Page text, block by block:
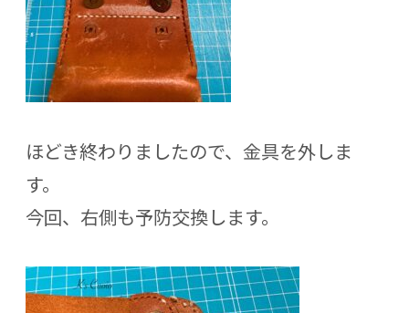
ほどき終わりましたので、金具を外しま
す。
今回、右側も予防交換します。